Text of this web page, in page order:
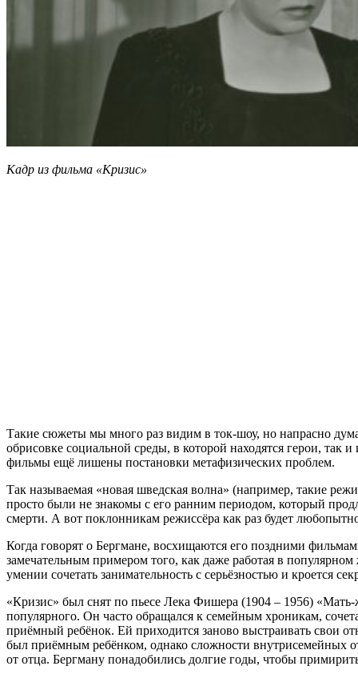
Кадр из фильма «Кризис»
Такие сюжеты мы много раз видим в ток-шоу, но напрасно
обрисовке социальной среды, в которой находятся герои, так
фильмы ещё лишены постановки метафизических проблем.
Так называемая «новая шведская волна» (например, такие
просто были не знакомы с его ранним периодом, который
смерти. А вот поклонникам режиссёра как раз будет
Когда говорят о Бергмане, восхищаются его поздними
замечательным примером того, как даже работая в
умении сочетать занимательность с серьёзностью и кроется
«Кризис» был снят по пьесе Лека Фишера (1904 – 1956)
популярного. Он часто обращался к семейным хроникам,
приёмный ребёнок. Ей приходится заново выстраивать свои
был приёмным ребёнком, однако сложности внутрисемейных
от отца. Бергману понадобились долгие годы, чтобы